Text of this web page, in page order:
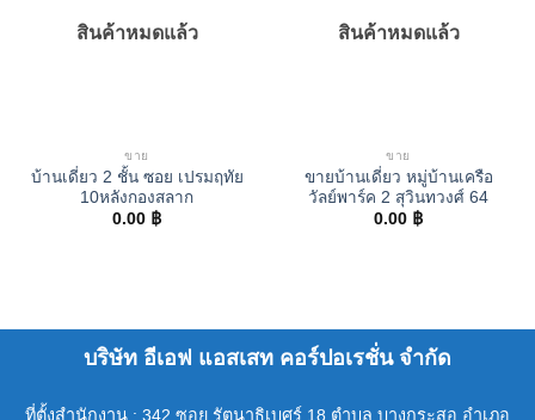
สินค้าหมดแล้ว
ขาย
บ้านเดี่ยว 2 ชั้น ซอย เปรมฤทัย
10หลังกองสลาก
0.00 ฿
สินค้าหมดแล้ว
ขาย
ขายบ้านเดี่ยว หมู่บ้านเครือ
วัลย์พาร์ค 2 สุวินทวงศ์ 64
0.00 ฿
บริษัท อีเอฟ แอสเสท คอร์ปอเรชั่น จำกัด
ที่ตั้งสำนักงาน : 342 ซอย รัตนาธิเบศร์ 18 ตำบล บางกระสอ อำเภอ